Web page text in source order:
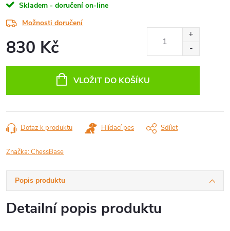
Skladem - doručení on-line
Možnosti doručení
830 Kč
VLOŽIT DO KOŠÍKU
Dotaz k produktu Hlídací pes Sdílet
Značka:ChessBase
Popis produktu
Detailní popis produktu